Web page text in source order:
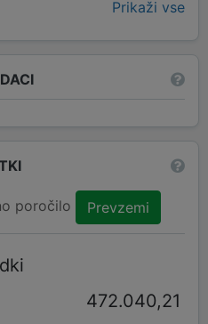
Prikaži vse
poročilo Prevzemi
472.040,21